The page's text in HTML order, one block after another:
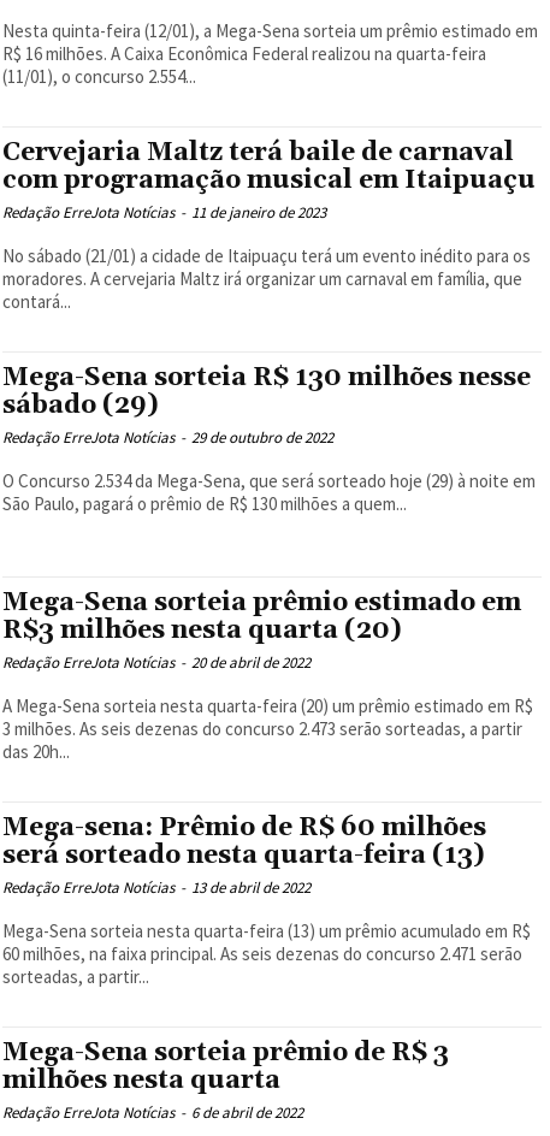
Nesta quinta-feira (12/01), a Mega-Sena sorteia um prêmio estimado em
R$ 16 milhões. A Caixa Econômica Federal realizou na quarta-feira
(11/01), o concurso 2.554...
Cervejaria Maltz terá baile de carnaval
com programação musical em Itaipuaçu
Redação ErreJota Notícias - 11 de janeiro de 2023
No sábado (21/01) a cidade de Itaipuaçu terá um evento inédito para os
moradores. A cervejaria Maltz irá organizar um carnaval em família, que
contará...
Mega-Sena sorteia R$ 130 milhões nesse
sábado (29)
Redação ErreJota Notícias - 29 de outubro de 2022
O Concurso 2.534 da Mega-Sena, que será sorteado hoje (29) à noite em
São Paulo, pagará o prêmio de R$ 130 milhões a quem...
Mega-Sena sorteia prêmio estimado em
R$3 milhões nesta quarta (20)
Redação ErreJota Notícias - 20 de abril de 2022
A Mega-Sena sorteia nesta quarta-feira (20) um prêmio estimado em R$
3 milhões. As seis dezenas do concurso 2.473 serão sorteadas, a partir
das 20h...
Mega-sena: Prêmio de R$ 60 milhões
será sorteado nesta quarta-feira (13)
Redação ErreJota Notícias - 13 de abril de 2022
Mega-Sena sorteia nesta quarta-feira (13) um prêmio acumulado em R$
60 milhões, na faixa principal. As seis dezenas do concurso 2.471 serão
sorteadas, a partir...
Mega-Sena sorteia prêmio de R$ 3
milhões nesta quarta
Redação ErreJota Notícias - 6 de abril de 2022